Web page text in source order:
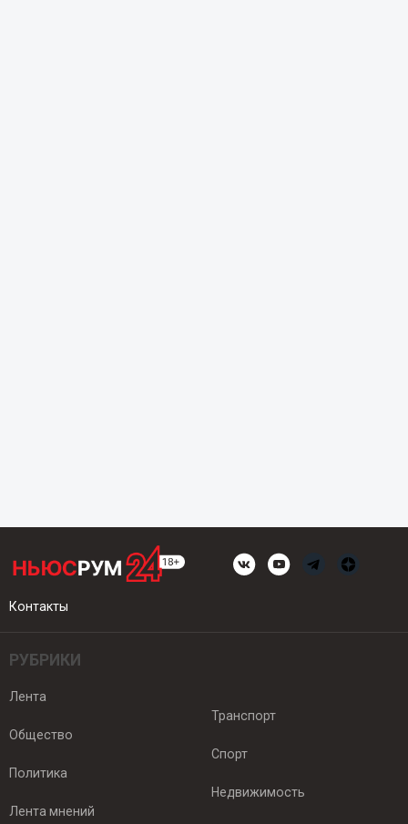
Контакты
РУБРИКИ
Лента
Общество
Политика
Лента мнений
Транспорт
Спорт
Недвижимость